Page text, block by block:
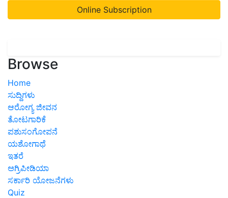
Online Subscription
Browse
Home
ಸುದ್ದಿಗಳು
ಆರೋಗ್ಯ ಜೀವನ
ತೋಟಗಾರಿಕೆ
ಪಶುಸಂಗೋಪನೆ
ಯಶೋಗಾಥೆ
ಇತರೆ
ಅಗ್ರಿಪೀಡಿಯಾ
ಸರ್ಕಾರಿ ಯೋಜನೆಗಳು
Quiz